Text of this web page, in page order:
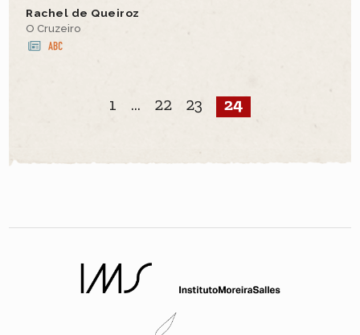
Rachel de Queiroz
O Cruzeiro
1 ... 22 23 24